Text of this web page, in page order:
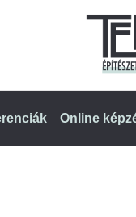
Online